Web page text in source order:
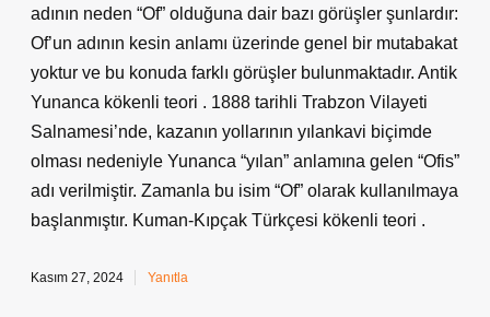
adının neden “Of” olduğuna dair bazı görüşler şunlardır:
Of’un adının kesin anlamı üzerinde genel bir mutabakat
yoktur ve bu konuda farklı görüşler bulunmaktadır. Antik
Yunanca kökenli teori . 1888 tarihli Trabzon Vilayeti
Salnamesi’nde, kazanın yollarının yılankavi biçimde
olması nedeniyle Yunanca “yılan” anlamına gelen “Ofis”
adı verilmiştir. Zamanla bu isim “Of” olarak kullanılmaya
başlanmıştır. Kuman-Kıpçak Türkçesi kökenli teori .
Kasım 27, 2024 Yanıtla